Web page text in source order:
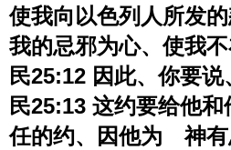
使我向以色列人所发
我的忌邪为心、使我
民25:12 因此、你要
民25:13 这约要给他
任的约、因他为 神有